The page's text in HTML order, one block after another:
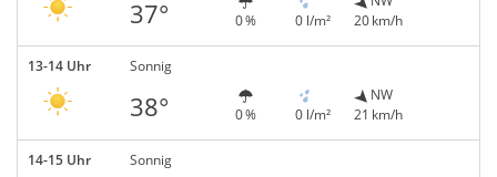
37° 0 % 0 l/m²
20 km/h
13-14 Uhr Sonnig
38° 0 % 0 l/m²
NW
21 km/h
14-15 Uhr Sonnig